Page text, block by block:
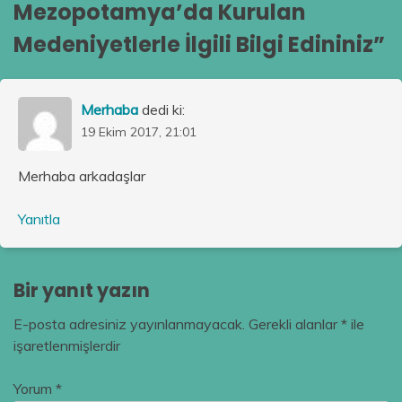
Mezopotamya’da Kurulan
Medeniyetlerle İlgili Bilgi Edininiz”
Merhaba dedi ki:
19 Ekim 2017, 21:01
Merhaba arkadaşlar
Yanıtla
Bir yanıt yazın
E-posta adresiniz yayınlanmayacak. Gerekli alanlar* ile
işaretlenmişlerdir
Yorum *